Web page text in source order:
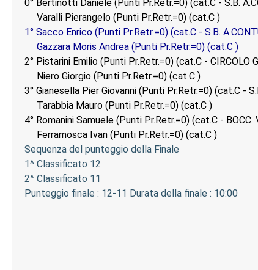
0° Bertinotti Daniele (Punti Pr.Retr.=0) (cat.C - S.B.
Varalli Pierangelo (Punti Pr.Retr.=0) (cat.C )
1° Sacco Enrico (Punti Pr.Retr.=0) (cat.C - S.B.
Gazzara Moris Andrea (Punti Pr.Retr.=0) (cat.C )
2° Pistarini Emilio (Punti Pr.Retr.=0) (cat.C - CIRCOLO
Niero Giorgio (Punti Pr.Retr.=0) (cat.C )
3° Gianesella Pier Giovanni (Punti Pr.Retr.=0) (cat.C -
Tarabbia Mauro (Punti Pr.Retr.=0) (cat.C )
4° Romanini Samuele (Punti Pr.Retr.=0) (cat.C - BOCC.
Ferramosca Ivan (Punti Pr.Retr.=0) (cat.C )
Sequenza del punteggio della Finale
1^ Classificato 12
2^ Classificato 11
Punteggio finale : 12-11 Durata della finale : 10:00